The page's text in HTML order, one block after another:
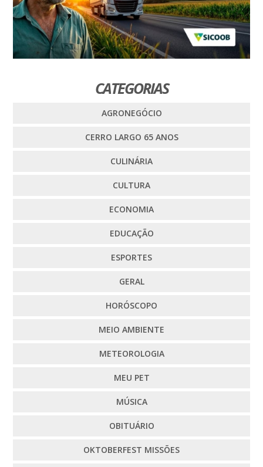
CATEGORIAS
AGRONEGÓCIO
CERRO LARGO 65 ANOS
CULINÁRIA
CULTURA
ECONOMIA
EDUCAÇÃO
ESPORTES
GERAL
HORÓSCOPO
MEIO AMBIENTE
METEOROLOGIA
MEU PET
MÚSICA
OBITUÁRIO
OKTOBERFEST MISSÕES